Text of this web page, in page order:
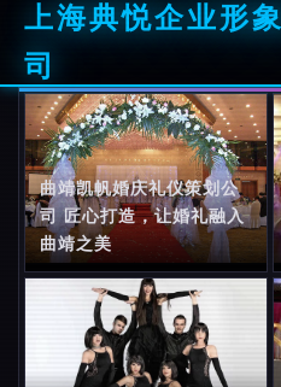
上海典悦企业形
司
曲靖凯帆婚庆礼仪策划公
司 匠心打造，让婚礼融入
曲靖之美